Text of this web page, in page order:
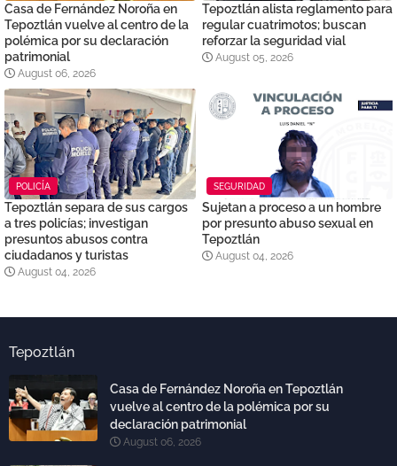
Casa de Fernández Noroña en
Tepoztlán vuelve al centro de la
polémica por su declaración
patrimonial
August 06, 2026
Tepoztlán alista reglamento para
regular cuatrimotos; buscan
reforzar la seguridad vial
August 05, 2026
POLICÍA
Tepoztlán separa de sus cargos
a tres policías; investigan
presuntos abusos contra
ciudadanos y turistas
August 04, 2026
SEGURIDAD
Sujetan a proceso a un hombre
por presunto abuso sexual en
Tepoztlán
August 04, 2026
Tepoztlán
Casa de Fernández Noroña en Tepoztlán
vuelve al centro de la polémica por su
declaración patrimonial
August 06, 2026